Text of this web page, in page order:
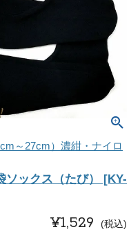
～27cm）濃紺・ナイロ
ソックス（たび） [KY-
¥1,529 税込